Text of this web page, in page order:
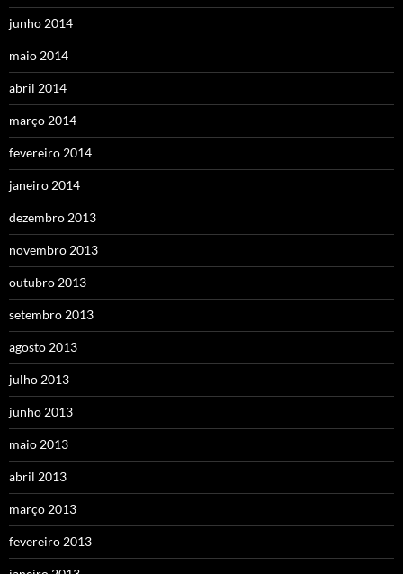
junho 2014
maio 2014
abril 2014
março 2014
fevereiro 2014
janeiro 2014
dezembro 2013
novembro 2013
outubro 2013
setembro 2013
agosto 2013
julho 2013
junho 2013
maio 2013
abril 2013
março 2013
fevereiro 2013